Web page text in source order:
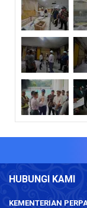
HUBUNGI KAMI
KEMENTERIAN